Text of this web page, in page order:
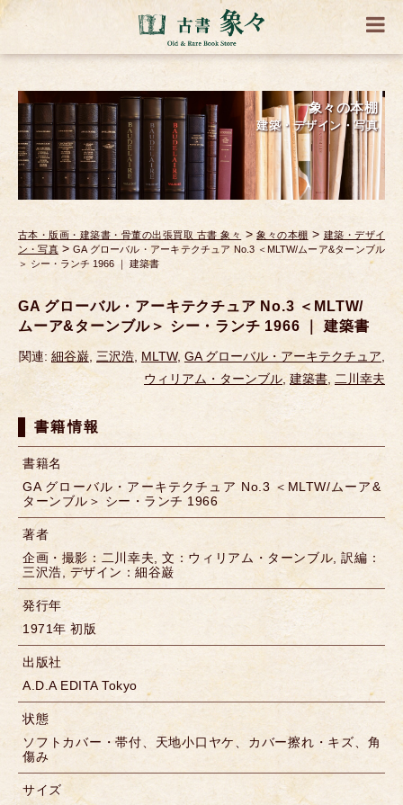
象々の本棚
建築・デザイン・写真
古本・版画・建築書・骨董の出張買取 古書 象々 >象々の本棚 > 建築・デザイ
ン・写真>GA グローバル・アーキテクチュア No.3 ＜MLTW/ムーア&ターンブル
＞ シー・ランチ 1966 ｜ 建築書
GA グローバル・アーキテクチュア No.3 ＜MLTW/
ムーア&ターンブル＞ シー・ランチ 1966 ｜ 建築書
関連: 細谷巌, 三沢浩, MLTW, GA グローバル・アーキテクチュア,
ウィリアム・ターンブル,建築書, 二川幸夫
書籍情報
書籍名
GA グローバル・アーキテクチュア No.3 ＜MLTW/ムーア&
ターンブル＞ シー・ランチ 1966
著者
企画・撮影：二川幸夫, 文：ウィリアム・ターンブル, 訳編：
三沢浩, デザイン：細谷巌
発行年
1971年 初版
出版社
A.D.A EDITA Tokyo
状態
ソフトカバー・帯付、天地小口ヤケ、カバー擦れ・キズ、角
傷み
サイズ